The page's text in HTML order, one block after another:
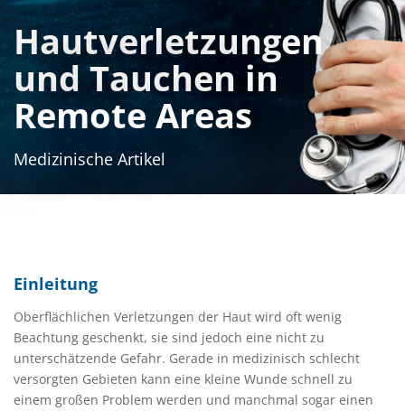
Hautverletzungen
und Tauchen in
Remote Areas
Medizinische Artikel
Einleitung
Oberflächlichen Verletzungen der Haut wird oft wenig
Beachtung geschenkt, sie sind jedoch eine nicht zu
unterschätzende Gefahr. Gerade in medizinisch schlecht
versorgten Gebieten kann eine kleine Wunde schnell zu
einem großen Problem werden und manchmal sogar einen